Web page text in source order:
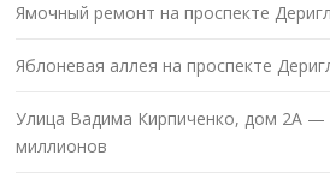
Ямочный ремонт на проспекте
Яблоневая аллея на проспекте
Улица Вадима Кирпиченко, дом 2А —
миллионов